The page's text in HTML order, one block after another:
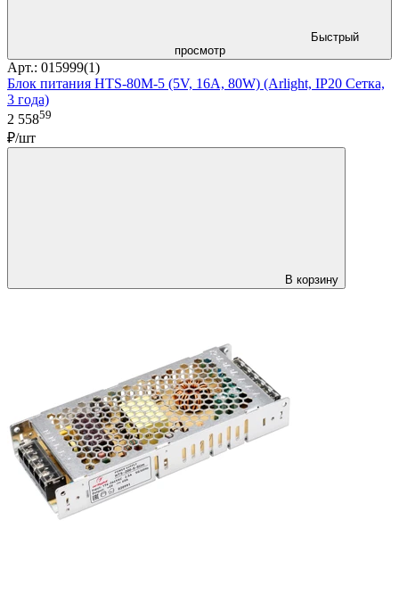
Быстрый
просмотр
Арт.: 015999(1)
Блок питания HTS-80M-5 (5V, 16A, 80W) (Arlight, IP20 Сетка,
3 года)
2 55859
₽/шт
В корзину